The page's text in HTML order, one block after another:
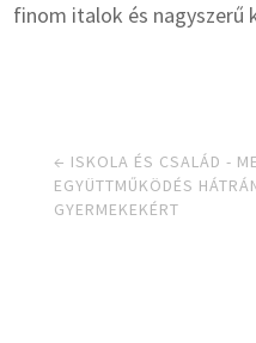
finom italok és nagyszerű
← ISKOLA ÉS CSALÁD -
EGYÜTTMŰKÖDÉS
GYERMEKEKÉRT